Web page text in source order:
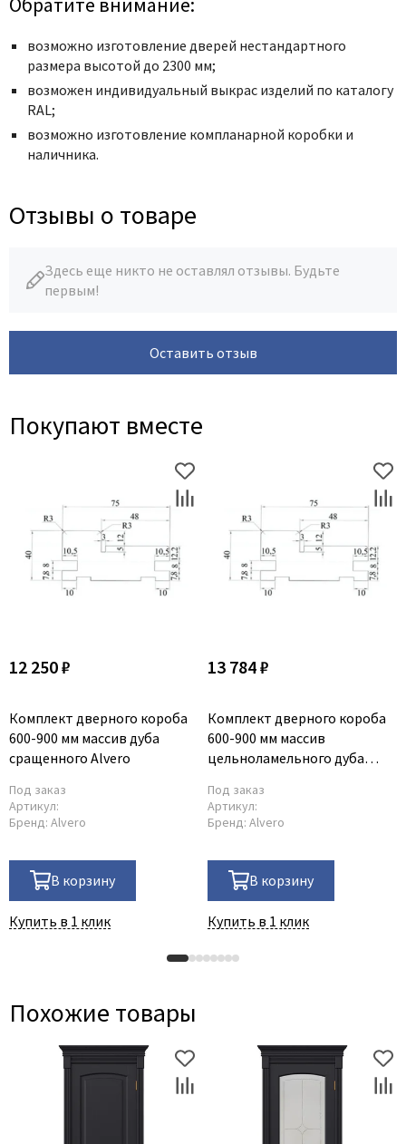
возможно изготовление дверей нестандартного
размера высотой до 2300 мм;
возможен индивидуальный выкрас изделий по каталогу
RAL;
возможно изготовление компланарной коробки и
наличника.
Отзывы о товаре
Здесь еще никто не оставлял отзывы. Будьте
первым!
Оставить отзыв
Покупают вместе
12 250 ₽
Комплект дверного короба
600-900 мм массив дуба
сращенного Alvero
Под заказ
Артикул:
Бренд: Alvero
В корзину
Купить в 1 клик
13 784 ₽
Комплект дверного короба
600-900 мм массив
цельноламельного дуба
Под заказ
Артикул:
Бренд: Alvero
В корзину
Купить в 1 клик
Похожие товары